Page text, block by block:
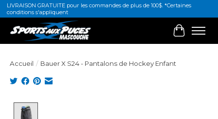
LIVRAISON GRATUITE pour les commandes de plus de 100$. *Certaines
conditions s'appliquent
Panier
Accueil / Bauer X S24 - Pantalons de Hockey Enfant